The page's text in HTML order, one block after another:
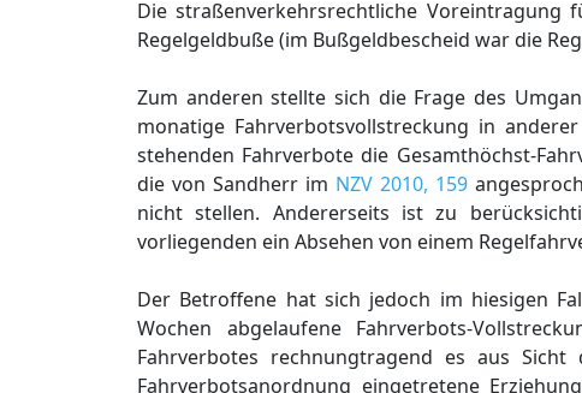
Die straßenverkehrsrechtliche
Regelgeldbuße (im Bußgeldbescheid war die
Zum anderen stellte sich die Frage des
monatige Fahrverbotsvollstreckung in
stehenden Fahrverbote die Gesamthöchst-
die von Sandherr im NZV 2010, 159
nicht stellen. Andererseits ist zu
vorliegenden ein Absehen von einem
Der Betroffene hat sich jedoch im hiesigen
Wochen abgelaufene Fahrverbots-
Fahrverbotes rechnungtragend es aus
Fahrverbotsanordnung eingetretene